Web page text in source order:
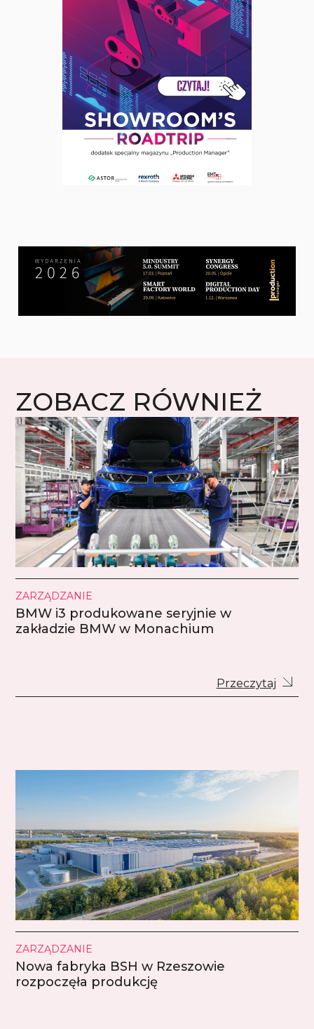
ZOBACZ RÓWNIEŻ
ZARZĄDZANIE
BMW i3 produkowane seryjnie w
zakładzie BMW w Monachium
Przeczytaj
ZARZĄDZANIE
Nowa fabryka BSH w Rzeszowie
rozpoczęła produkcję